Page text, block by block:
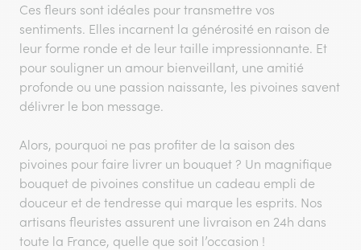
Ces fleurs sont idéales pour transmettre vos
sentiments. Elles incarnent la générosité en raison de
leur forme ronde et de leur taille impressionnante. Et
pour souligner un amour bienveillant, une amitié
profonde ou une passion naissante, les pivoines savent
délivrer le bon message.
Alors, pourquoi ne pas profiter de la saison des
pivoines pour faire livrer un bouquet ? Un magnifique
bouquet de pivoines constitue un cadeau empli de
douceur et de tendresse qui marque les esprits. Nos
artisans fleuristes assurent une livraison en 24h dans
toute la France, quelle que soit l’occasion !